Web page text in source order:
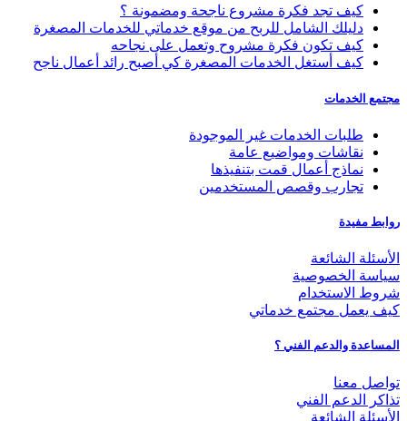
كيف تجد فكرة مشروع ناجحة ومضمونة ؟
دليلك الشامل للربح من موقع خدماتي للخدمات المصغرة
كيف تكون فكرة مشروح وتعمل على نجاحه
كيف أستغل الخدمات المصغرة كي أصبح رائد أعمال ناجح
مجتمع الخدمات
طلبات الخدمات غير الموجودة
نقاشات ومواضيع عامة
نماذج أعمال قمت بتنفيذها
تجارب وقصص المستخدمين
روابط مفيدة
الأسئلة الشائعة
سياسة الخصوصية
شروط الاستخدام
كيف يعمل مجتمع خدماتي
المساعدة والدعم الفني ؟
تواصل معنا
تذاكر الدعم الفني
الأسئلة الشائعة